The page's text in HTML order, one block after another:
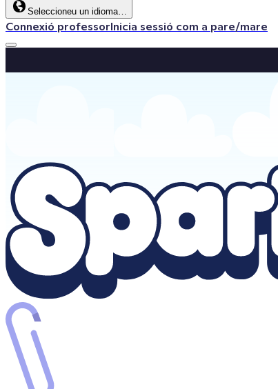
Seleccioneu un idioma…
Connexió professorInicia sessió com a pare/mare